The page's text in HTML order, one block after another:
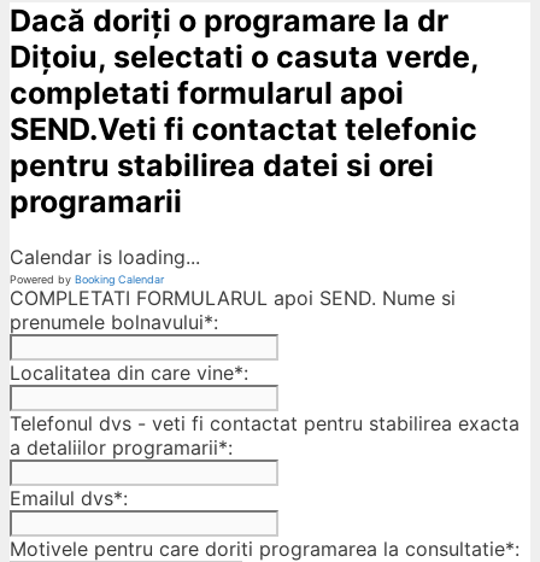
Dacă doriți o programare la dr
Dițoiu, selectati o casuta verde,
completati formularul apoi
SEND.Veti fi contactat telefonic
pentru stabilirea datei si orei
programarii
Calendar is loading...
Powered by Booking Calendar
COMPLETATI FORMULARUL apoi SEND. Nume si
prenumele bolnavului*:
Localitatea din care vine*:
Telefonul dvs - veti fi contactat pentru stabilirea exacta
a detaliilor programarii*:
Emailul dvs*:
Motivele pentru care doriti programarea la consultatie*: